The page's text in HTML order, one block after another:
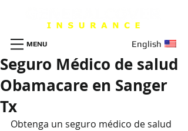
English
MENU
Seguro Médico de salud
Obamacare en Sanger
Tx
Obtenga un seguro médico de salud